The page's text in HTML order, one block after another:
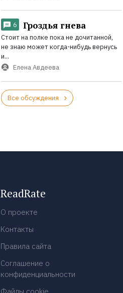
6 Гроздья гнева
Стоит на полке пока не дочитанной,
не знаю может когда-нибудь вернусь
и...
Елена Авдеева
Все обсуждения
ReadRate
О проекте
Контакты
Правила сайта
Соглашение о
конфиденциальности
Файлы cookie